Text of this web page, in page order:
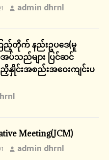
admin dhrnl
ြည့်တိုက် နည်းဥပဒေ(မူ
ပ်သည်များ ပြင်ဆင်
နှိုင်းအစည်းအဝေးကျင်းပ
Meeting(JCM)
admin dhrnl